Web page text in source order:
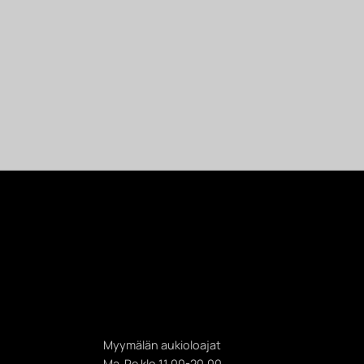
Myymälän aukioloajat